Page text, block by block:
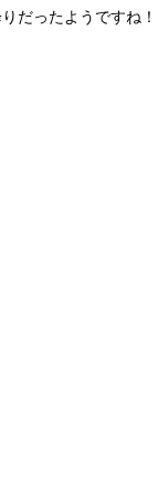
だったようですね！